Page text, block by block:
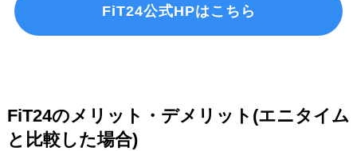
FiT24公式HPはこちら
FiT24のメリット・デメリット(エニタイム
と比較した場合)